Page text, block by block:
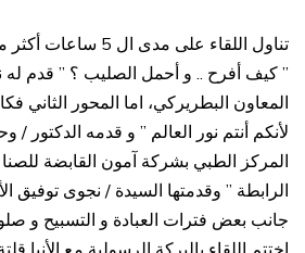
تناول اللقاء على
” كيف أفرح .. و أحمل الصليب ؟ ” قدم له
المعاون البطريركي، اما المحور الثاني
لأنكم أنتم نور العالم ” و قدمه الدكتور
المركز الطبي بشركة آمون القابضة
الرابطة ” وقدمتها السيدة / نجوى توفيق
جانب بعض فترات العبادة و التسبيح و